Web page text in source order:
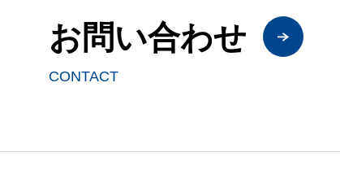
お問い合わせ
CONTACT